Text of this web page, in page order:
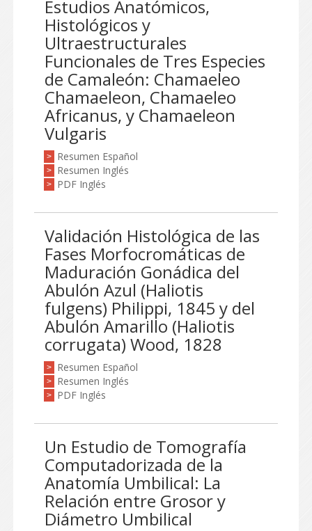
Estudios Anatómicos,
Histológicos y
Ultraestructurales
Funcionales de Tres Especies
de Camaleón: Chamaeleo
Chamaeleon, Chamaeleo
Africanus, y Chamaeleon
Vulgaris
> Resumen Español
> Resumen Inglés
> PDF Inglés
Validación Histológica de las
Fases Morfocromáticas de
Maduración Gonádica del
Abulón Azul (Haliotis
fulgens) Philippi, 1845 y del
Abulón Amarillo (Haliotis
corrugata) Wood, 1828
> Resumen Español
> Resumen Inglés
> PDF Inglés
Un Estudio de Tomografía
Computadorizada de la
Anatomía Umbilical: La
Relación entre Grosor y
Diámetro Umbilical